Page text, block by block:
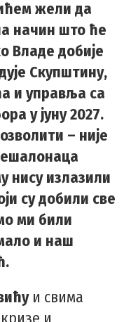
жели да
начин што ће
Владе добије
Скупштину,
и управља са
у јуну 2027.
– није
нису излазили
су добили све
ми били
и наш
и свима
и